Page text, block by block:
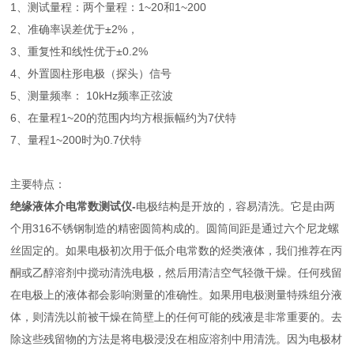
1、测试量程：两个量程：1~20和1~200
2、准确率误差优于±2%，
3、重复性和线性优于±0.2%
4、外置圆柱形电极（探头）信号
5、测量频率： 10kHz频率正弦波
6、在量程1~20的范围内均方根振幅约为7伏特
7、量程1~200时为0.7伏特
主要特点：
绝缘液体介电常数测试仪-电极结构是开放的，容易清洗。它是由两
个用316不锈钢制造的精密圆筒构成的。圆筒间距是通过六个尼龙螺
丝固定的。如果电极初次用于低介电常数的烃类液体，我们推荐在丙
酮或乙醇溶剂中搅动清洗电极，然后用清洁空气轻微干燥。任何残留
在电极上的液体都会影响测量的准确性。如果用电极测量特殊组分液
体，则清洗以前被干燥在筒壁上的任何可能的残液是非常重要的。去
除这些残留物的方法是将电极浸没在相应溶剂中用清洗。因为电极材